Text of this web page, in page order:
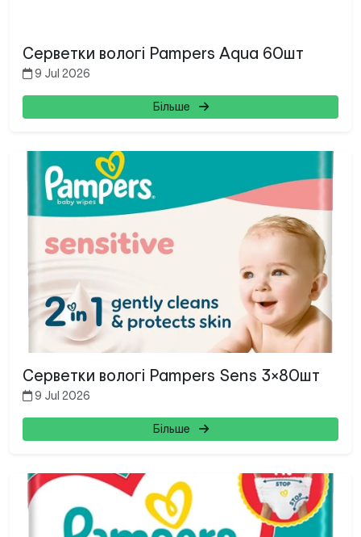
Серветки вологі Pampers Aqua 60шт
9 Jul 2026
Більше
Серветки вологі Pampers Sens 3×80шт
9 Jul 2026
Більше